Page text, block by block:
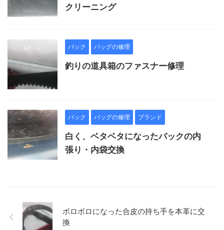
クリーニング
バック バッグの修理
釣りの道具箱のファスナー修理
バック バッグの修理 ブランド
白く、ベタベタになったバックの内
張り・内袋交換
ボロボロになった合皮の持ち手を本革に交
換